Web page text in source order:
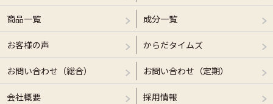
商品一覧 成分一覧
お客様の声 からだタイムズ
お問い合わせ（総合） お問い合わせ（定期）
会社概要 採用情報